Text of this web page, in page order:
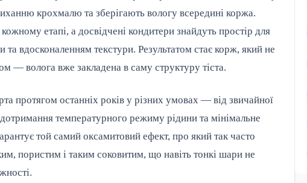
крохмалю та зберігають вологу всередині коржа.
етапі, а досвідчені кондитери знайдуть простір для
вдосконаленням текстури. Результатом стає корж, який не
— волога вже закладена в саму структуру тіста.
протягом останніх років у різних умовах — від звичайної
температурного режиму рідини та мінімальне
той самий оксамитовий ефект, про який так часто
пористим і таким соковитим, що навіть тонкі шари не